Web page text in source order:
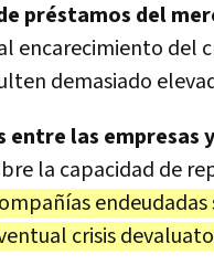
préstamos del
encarecimiento del
demasiado
entre las empresas
la capacidad de
crisis